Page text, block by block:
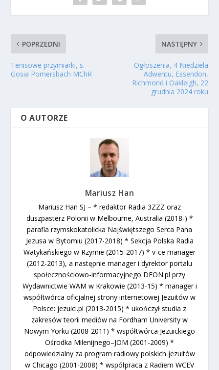
POPRZEDNI
Tenisowe przymiarki, s.
Gosia Pomersbach MChR
NASTĘPNY
Ogłoszenia, 4 Niedziela
Adwentu, Essendon,
Richmond i Oakleigh, 22
grudnia 2024 roku
O AUTORZE
Mariusz Han
Mariusz Han SJ – * redaktor Radia 3ZZZ oraz
duszpasterz Polonii w Melbourne, Australia (2018-) *
parafia rzymskokatolicka Najświętszego Serca Pana
Jezusa w Bytomiu (2017-2018) * Sekcja Polska Radia
Watykańskiego w Rzymie (2015-2017) * v-ce manager
(2012-2013), a następnie manager i dyrektor portalu
społecznościowo-informacyjnego DEON.pl przy
Wydawnictwie WAM w Krakowie (2013-15) * manager i
współtwórca oficjalnej strony internetowej Jezuitów w
Polsce: jezuici.pl (2013-2015) * ukończył studia z
zakresów teorii mediów na Fordham University w
Nowym Yorku (2008-2011) * współtwórca Jezuickiego
Ośrodka Milenijnego–JOM (2001-2009) *
odpowiedzialny za program radiowy polskich jezuitów
w Chicago (2001-2008) * współpraca z Radiem WCEV